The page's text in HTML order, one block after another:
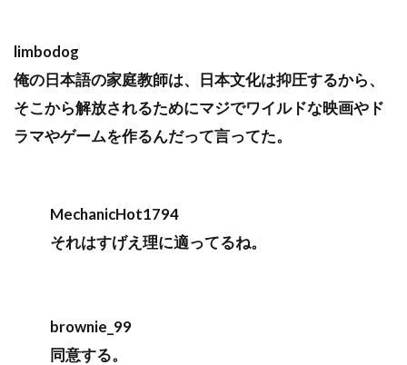
limbodog
俺の日本語の家庭教師は、日本文化は抑圧するから、
そこから解放されるためにマジでワイルドな映画やド
ラマやゲームを作るんだって言ってた。
MechanicHot1794
それはすげえ理に適ってるね。
brownie_99
同意する。